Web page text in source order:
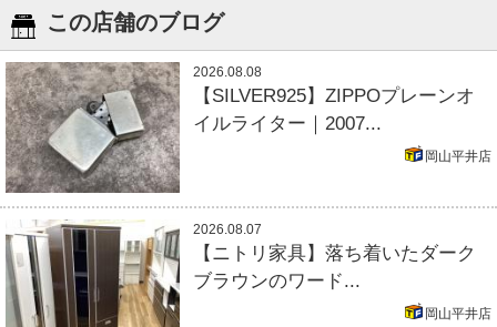
この店舗のブログ
2026.08.08
【SILVER925】ZIPPOプレーンオ
イルライター｜2007...
岡山平井店
2026.08.07
【ニトリ家具】落ち着いたダーク
ブラウンのワード...
岡山平井店